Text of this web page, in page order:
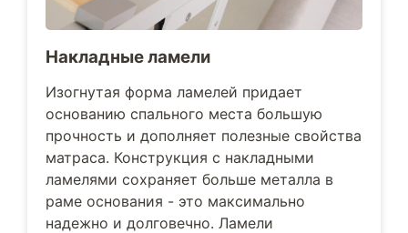
Накладные ламели
Изогнутая форма ламелей придает
основанию спального места большую
прочность и дополняет полезные свойства
матраса. Конструкция с накладными
ламелями сохраняет больше металла в
раме основания - это максимально
надежно и долговечно. Ламели